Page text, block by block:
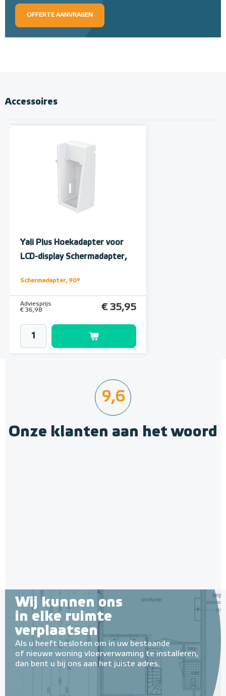
OFFERTE AANVRAGEN
Accessoires
Yali Plus Hoekadapter voor
LCD-display Schermadapter,
Schermadapter, 90°
Adviesprijs
€ 36,98
€ 35,95
9,6
Onze klanten aan het woord
Wij kunnen ons
in elke ruimte
verplaatsen
Als u heeft besloten om in uw bestaande
of nieuwe woning vloerverwaming te installeren,
dan bent u bij ons aan het juiste adres.